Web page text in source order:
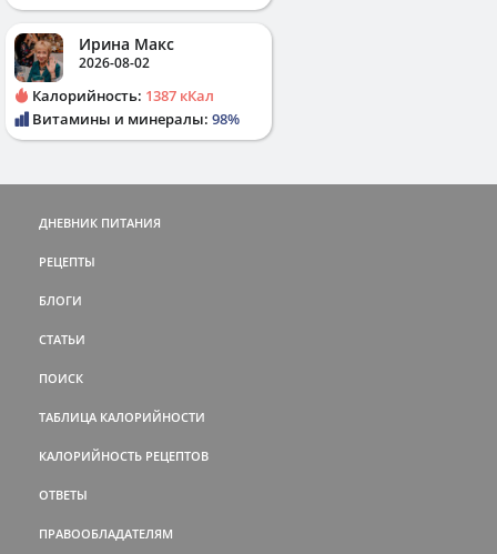
Ирина Макс
2026-08-02
Калорийность: 1387 кКал
Витамины и минералы: 98%
ДНЕВНИК ПИТАНИЯ
РЕЦЕПТЫ
БЛОГИ
СТАТЬИ
ПОИСК
ТАБЛИЦА КАЛОРИЙНОСТИ
КАЛОРИЙНОСТЬ РЕЦЕПТОВ
ОТВЕТЫ
ПРАВООБЛАДАТЕЛЯМ